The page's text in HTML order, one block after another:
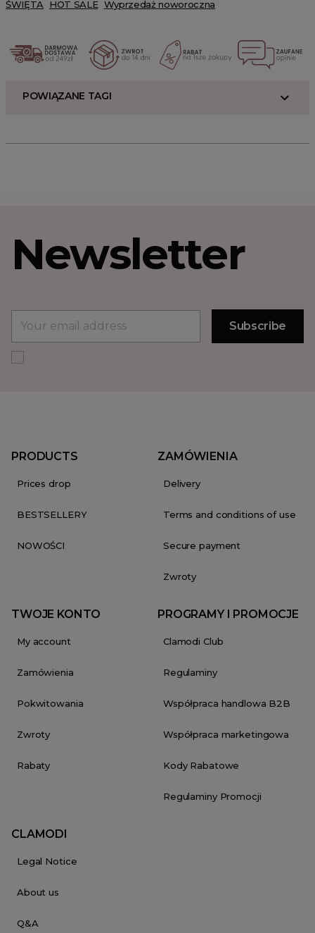
ŚWIĘTA HOT SALE Wyprzedaż noworoczna
POWIĄZANE TAGI
Newsletter
PRODUCTS
Prices drop
BESTSELLERY
NOWOŚCI
ZAMÓWIENIA
Delivery
Terms and conditions of use
Secure payment
Zwroty
TWOJE KONTO
My account
Zamówienia
Pokwitowania
Zwroty
Rabaty
PROGRAMY I PROMOCJE
Clamodi Club
Regulaminy
Współpraca handlowa B2B
Współpraca marketingowa
Kody Rabatowe
Regulaminy Promocji
CLAMODI
Legal Notice
About us
Q&A